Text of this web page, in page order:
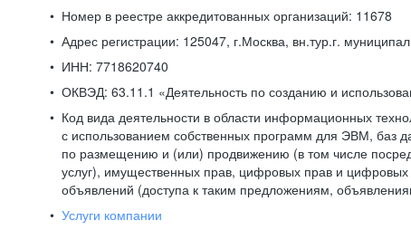
Номер в реестре аккредитованных организаций: 11678
Адрес регистрации: 125047, г.Москва, вн.тур.г.
ИНН: 7718620740
ОКВЭД: 63.11.1 «Деятельность по созданию и
Код вида деятельности в области информационных
с использованием собственных программ для ЭВМ, баз
по размещению и (или) продвижению (в том числе
услуг), имущественных прав, цифровых прав и
объявлений (доступа к таким предложениям,
Услуги компании